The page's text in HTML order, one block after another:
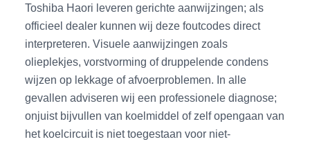
Toshiba Haori leveren gerichte aanwijzingen; als
officieel dealer kunnen wij deze foutcodes direct
interpreteren. Visuele aanwijzingen zoals
olieplekjes, vorstvorming of druppelende condens
wijzen op lekkage of afvoerproblemen. In alle
gevallen adviseren wij een professionele diagnose;
onjuist bijvullen van koelmiddel of zelf opengaan van
het koelcircuit is niet toegestaan voor niet-